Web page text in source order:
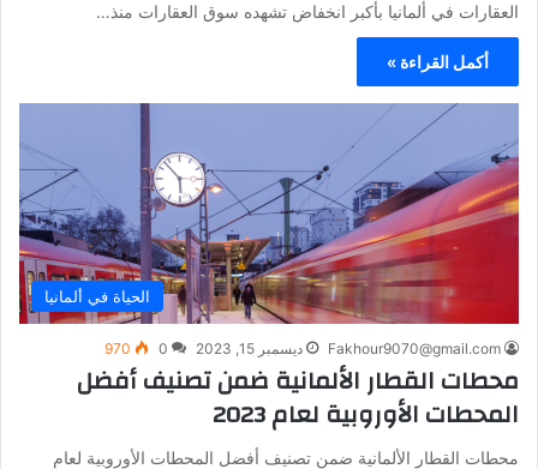
العقارات في ألمانيا بأكبر انخفاض تشهده سوق العقارات منذ…
أكمل القراءة »
الحياة في ألمانيا
Fakhour9070@gmail.com ديسمبر 15, 2023 0
970
محطات القطار الألمانية ضمن تصنيف أفضل
المحطات الأوروبية لعام 2023
محطات القطار الألمانية ضمن تصنيف أفضل المحطات الأوروبية لعام